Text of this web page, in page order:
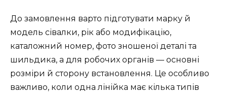
До замовлення варто підготувати марку й
модель сівалки, рік або модифікацію,
каталожний номер, фото зношеної деталі та
шильдика, а для робочих органів — основні
розміри й сторону встановлення. Це особливо
важливо, коли одна лінійка має кілька типів